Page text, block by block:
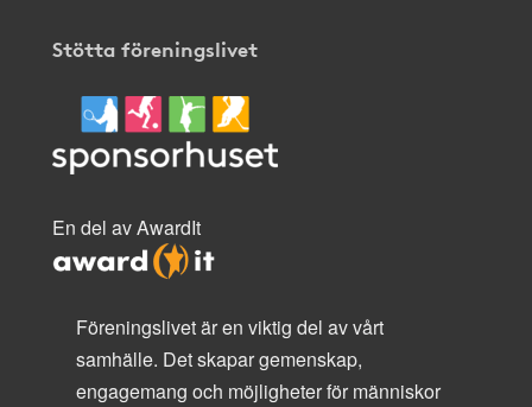
Stötta föreningslivet
En del av AwardIt
Föreningslivet är en viktig del av vårt
samhälle. Det skapar gemenskap,
engagemang och möjligheter för människor